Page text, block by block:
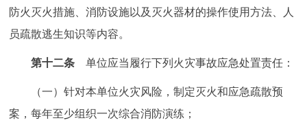
防火灭火措施、消防设施以及灭火器材的操作使用方法、人
员疏散逃生知识等内容。
第十二条 单位应当履行下列火灾事故应急处置责任：
（一）针对本单位火灾风险，制定灭火和应急疏散预
案，每年至少组织一次综合消防演练；